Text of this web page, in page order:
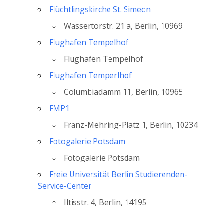
Flüchtlingskirche St. Simeon
Wassertorstr. 21 a, Berlin, 10969
Flughafen Tempelhof
Flughafen Tempelhof
Flughafen Temperlhof
Columbiadamm 11, Berlin, 10965
FMP1
Franz-Mehring-Platz 1, Berlin, 10234
Fotogalerie Potsdam
Fotogalerie Potsdam
Freie Universität Berlin Studierenden-
Service-Center
Iltisstr. 4, Berlin, 14195